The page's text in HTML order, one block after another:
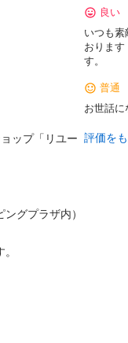
ップ「リユー
グプラザ内）
良い
いつも素
おります
す。
普通
お世話に
評価を